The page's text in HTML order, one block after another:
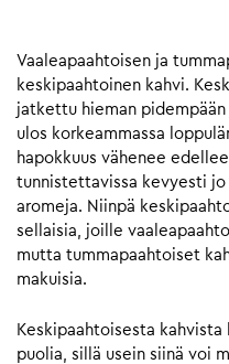
Vaaleapaahtoisen ja
keskipaahtoinen kahvi.
jatkettu hieman
ulos korkeammassa
hapokkuus vähenee
tunnistettavissa kevyesti jo
aromeja. Niinpä
sellaisia, joille
mutta tummapaahtoiset
makuisia.
Keskipaahtoisesta
puolia, sillä usein siinä voi